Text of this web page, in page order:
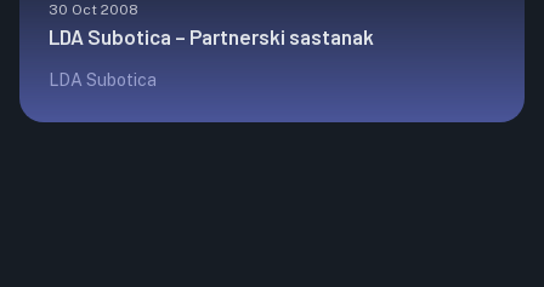
30 Oct 2008
LDA Subotica – Partnerski sastanak
LDA Subotica